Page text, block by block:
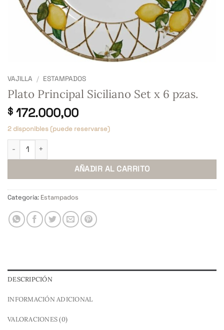
VAJILLA / ESTAMPADOS
Plato Principal Siciliano Set x 6 pzas.
$ 172.000,00
2 disponibles (puede reservarse)
Plato Principal Siciliano Set x 6 pzas. cantidad
AÑADIR AL CARRITO
Categoría: Estampados
DESCRIPCIÓN
INFORMACIÓN ADICIONAL
VALORACIONES (0)